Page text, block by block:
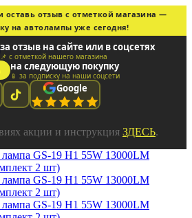
оставь отзыв с отметкой магазина —
на автолампы уже сегодня!
за отзыв на сайте или в соцсетях
📌 с отметкой нашего магазина
на следующую покупку
📱 за подписку на наши соцсети
Google
акции и инструкция ЗДЕСЬ.